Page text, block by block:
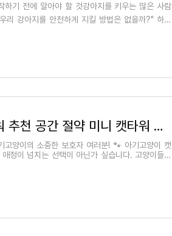
하기 전에 알아야 할 것강아지를 키우는 많은 사람
리 강아지를 안전하게 지킬 방법은 없을까?" 하는
아기고양이 캣타워 추천 공간 절약 미니 캣타워 Best 5
고양이의 소중한 보호자 여러분! 🐾 아기고양이 캣
정이 넘치는 선택이 아닌가 싶습니다. 고양이들은